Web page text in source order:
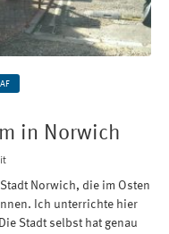
in Norwich
Norwich, die im Osten
Ich unterrichte hier
Stadt selbst hat genau